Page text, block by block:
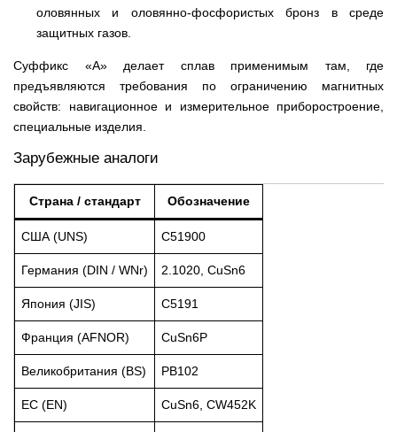
оловянных и оловянно-фосфористых бронз в среде
защитных газов.
Суффикс «А» делает сплав применимым там, где
предъявляются требования по ограничению магнитных
свойств: навигационное и измерительное приборостроение,
специальные изделия.
Зарубежные аналоги
Страна / стандарт Обозначение
США (UNS) C51900
Германия (DIN / WNr) 2.1020, CuSn6
Япония (JIS) C5191
Франция (AFNOR) CuSn6P
Великобритания (BS) PB102
ЕС (EN) CuSn6, CW452K